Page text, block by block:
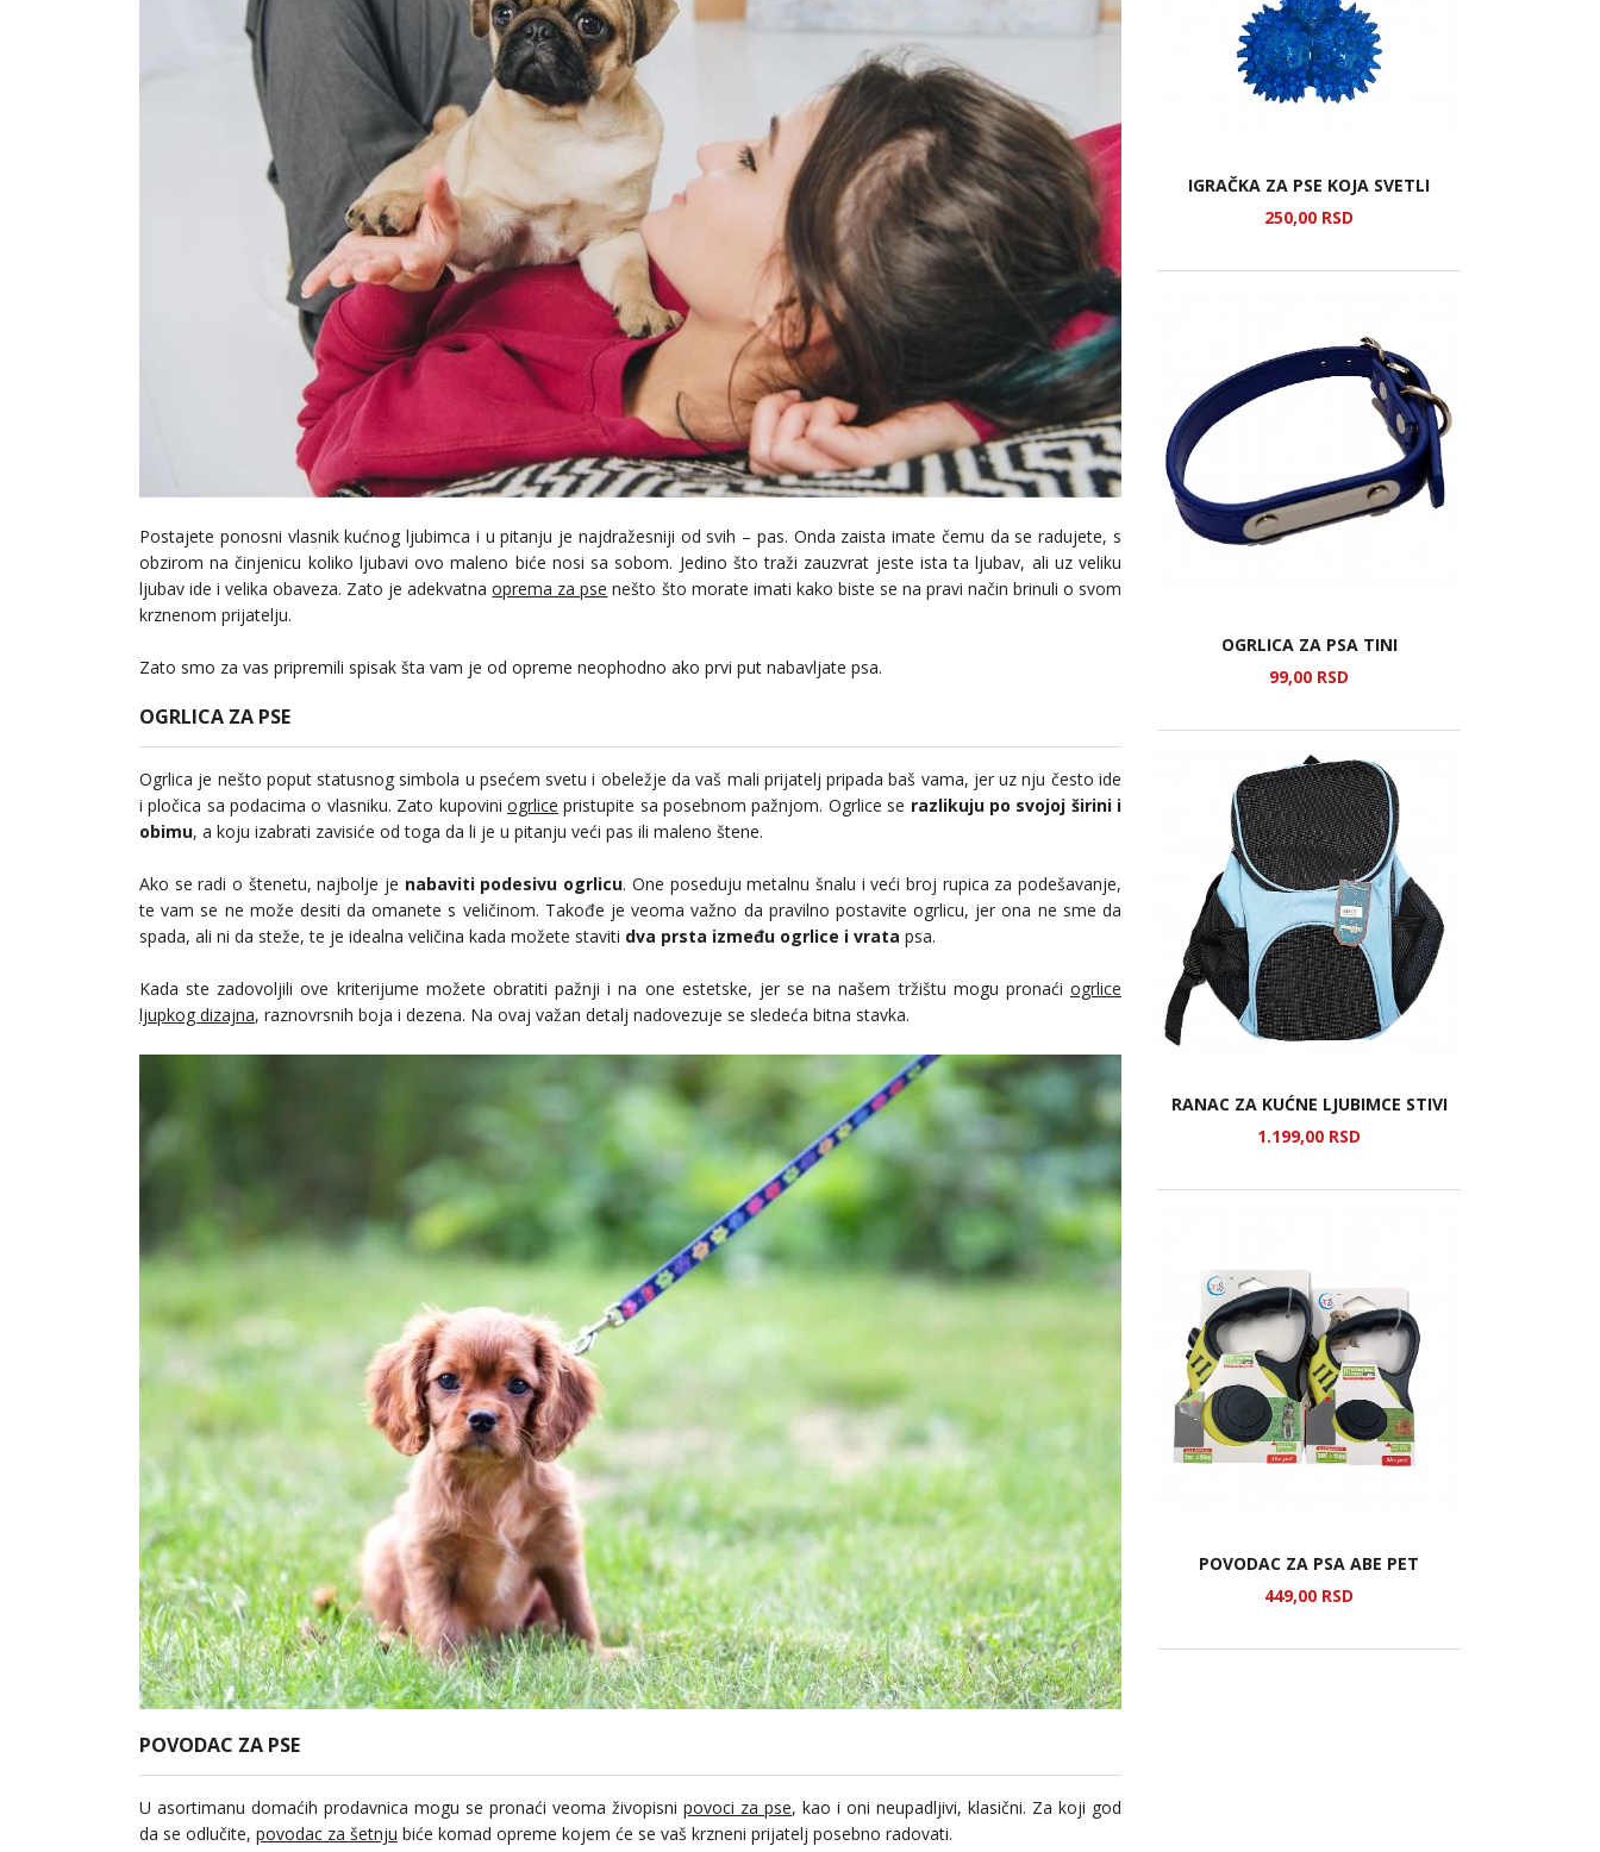
Postajete ponosni vlasnik kućnog ljubimca i u pitanju je najdražesniji od svih – pas. Onda zaista imate čemu da se radujete, s
obzirom na činjenicu koliko ljubavi ovo maleno biće nosi sa sobom. Jedino što traži zauzvrat jeste ista ta ljubav, ali uz veliku
ljubav ide i velika obaveza. Zato je adekvatnaoprema za pse nešto što morate imati kako biste se na pravi način brinuli o svom
krznenom prijatelju.
Zato smo za vas pripremili spisak šta vam je od opreme neophodno ako prvi put nabavljate psa.
OGRLICA ZA PSE
Ogrlica je nešto poput statusnog simbola u psećem svetu i obeležje da vaš mali prijatelj pripada baš vama, jer uz nju često ide
i pločica sa podacima o vlasniku. Zato kupovini ogrlice pristupite sa posebnom pažnjom. Ogrlice se razlikuju po svojoj širini i
obimu, a koju izabrati zavisiće od toga da li je u pitanju veći pas ili maleno štene.
Ako se radi o štenetu, najbolje je nabaviti podesivu ogrlicu. One poseduju metalnu šnalu i veći broj rupica za podešavanje,
te vam se ne može desiti da omanete s veličinom. Takođe je veoma važno da pravilno postavite ogrlicu, jer ona ne sme da
spada, ali ni da steže, te je idealna veličina kada možete staviti dva prsta između ogrlice i vrata psa.
Kada ste zadovoljili ove kriterijume možete obratiti pažnji i na one estetske, jer se na našem tržištu mogu pronaći ogrlice
ljupkog dizajna, raznovrsnih boja i dezena. Na ovaj važan detalj nadovezuje se sledeća bitna stavka.
POVODAC ZA PSE
U asortimanu domaćih prodavnica mogu se pronaći veoma živopisni povoci za pse, kao i oni neupadljivi, klasični. Za koji god
da se odlučite, povodac za šetnju biće komad opreme kojem će se vaš krzneni prijatelj posebno radovati.
IGRAČKA ZA PSE KOJA SVETLI
250,00 RSD
OGRLICA ZA PSA TINI
99,00 RSD
RANAC ZA KUĆNE LJUBIMCE STIVI
1.199,00 RSD
POVODAC ZA PSA ABE PET
449,00 RSD